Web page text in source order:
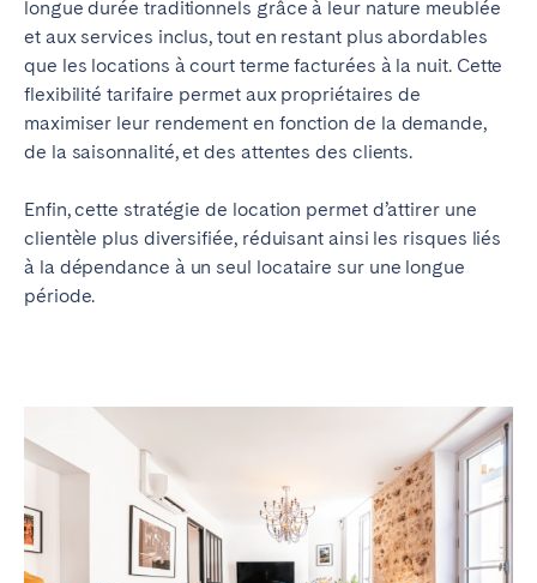
longue durée traditionnels grâce à leur nature meublée
et aux services inclus, tout en restant plus abordables
que les locations à court terme facturées à la nuit. Cette
flexibilité tarifaire permet aux propriétaires de
maximiser leur rendement en fonction de la demande,
de la saisonnalité, et des attentes des clients.
Enfin, cette stratégie de location permet d’attirer une
clientèle plus diversifiée, réduisant ainsi les risques liés
à la dépendance à un seul locataire sur une longue
période.